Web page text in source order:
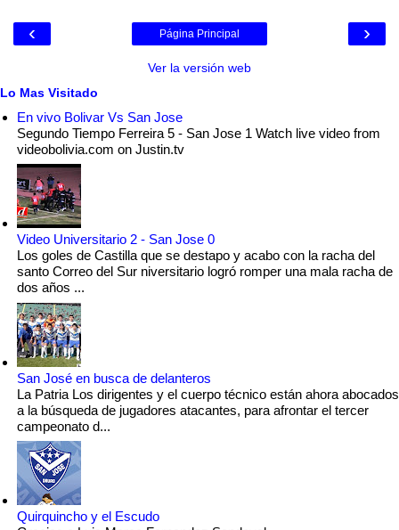
‹ ›
Página Principal
Ver la versión web
Lo Mas Visitado
En vivo Bolivar Vs San Jose
Segundo Tiempo Ferreira 5 - San Jose 1 Watch live video from
videobolivia.com on Justin.tv
Video Universitario 2 - San Jose 0
Los goles de Castilla que se destapo y acabo con la racha del
santo Correo del Sur niversitario logró romper una mala racha de
dos años ...
San José en busca de delanteros
La Patria Los dirigentes y el cuerpo técnico están ahora abocados
a la búsqueda de jugadores atacantes, para afrontar el tercer
campeonato d...
Quirquincho y el Escudo